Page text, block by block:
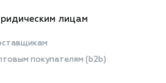
лицам
покупателям (b2b)